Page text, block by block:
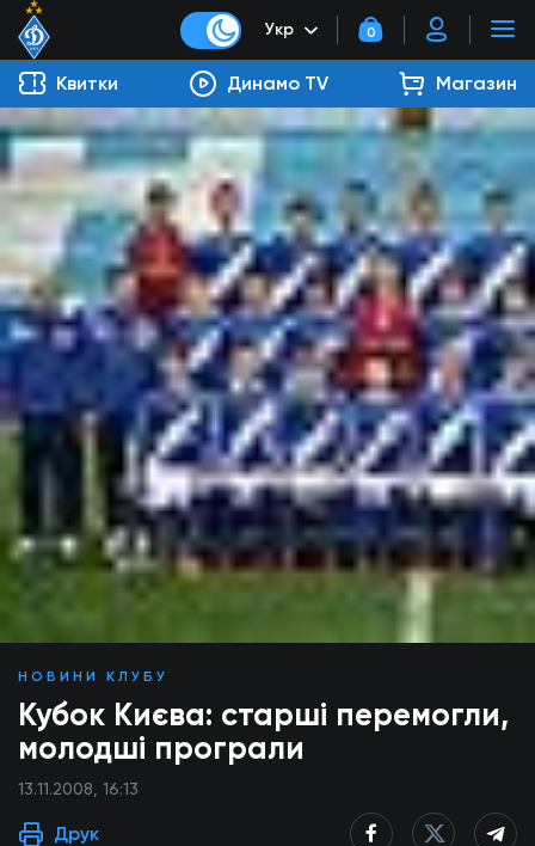
Укр 0
Квитки Динамо TV Магазин
НОВИНИ КЛУБУ
Кубок Києва: старші перемогли,
молодші програли
13.11.2008, 16:13
Друк